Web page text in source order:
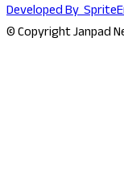
Developed By
© Copyright Janpad